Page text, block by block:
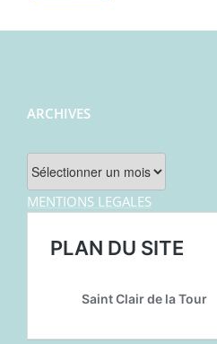
ARCHIVES
Archives
MENTIONS LEGALES